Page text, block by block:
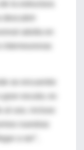
escala; es
a ser",